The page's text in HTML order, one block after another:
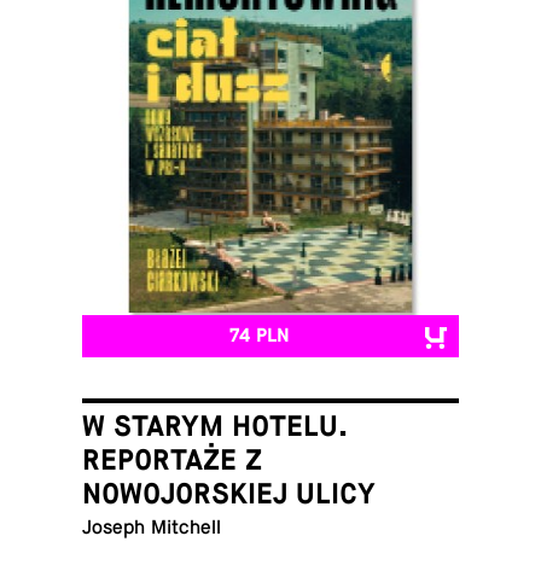
74 PLN
W STARYM HOTELU.
REPORTAŻE Z
NOWOJORSKIEJ ULICY
Joseph Mitchell